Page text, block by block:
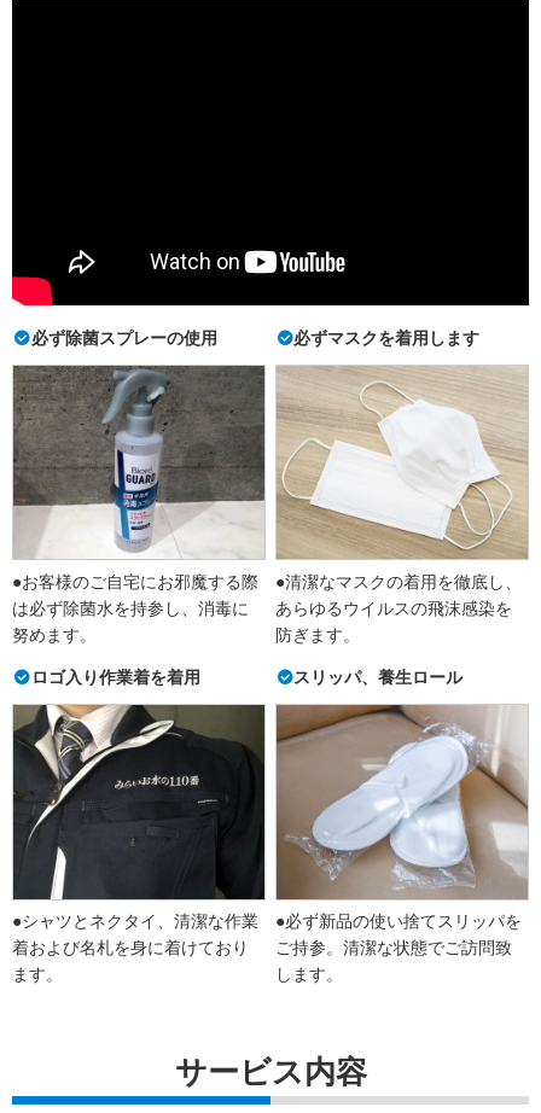
必ず除菌スプレーの使用
●お客様のご自宅にお邪魔する際
は必ず除菌水を持参し、消毒に
努めます。
必ずマスクを着用します
●清潔なマスクの着用を徹底し、
あらゆるウイルスの飛沫感染を
防ぎます。
ロゴ入り作業着を着用
●シャツとネクタイ、清潔な作業
着および名札を身に着けており
ます。
スリッパ、養生ロール
●必ず新品の使い捨てスリッパを
ご持参。清潔な状態でご訪問致
します。
サービス内容